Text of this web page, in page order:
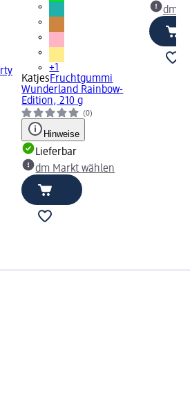
+1
KatjesFruchtgummi
Wunderland Rainbow-
Edition, 210 g
(0)
Hinweise
Lieferbar
dm Markt wählen
dm